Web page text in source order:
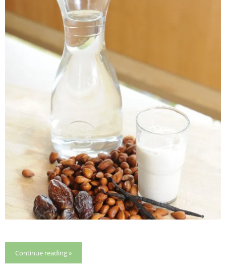
Continue reading »